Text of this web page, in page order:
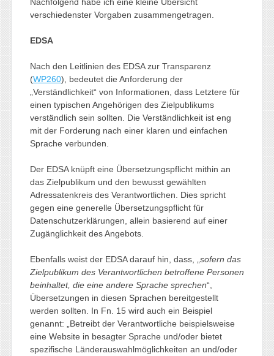
verschiedenster Vorgaben zusammengetragen.
EDSA
Nach den Leitlinien des EDSA zur Transparenz
(WP260), bedeutet die Anforderung der
„Verständlichkeit“ von Informationen, dass Letztere für
einen typischen Angehörigen des Zielpublikums
verständlich sein sollten. Die Verständlichkeit ist eng
mit der Forderung nach einer klaren und einfachen
Sprache verbunden.
Der EDSA knüpft eine Übersetzungspflicht mithin an
das Zielpublikum und den bewusst gewählten
Adressatenkreis des Verantwortlichen. Dies spricht
gegen eine generelle Übersetzungspflicht für
Datenschutzerklärungen, allein basierend auf einer
Zugänglichkeit des Angebots.
Ebenfalls weist der EDSA darauf hin, dass, „ sofern das
Zielpublikum des Verantwortlichen betroffene Personen
beinhaltet, die eine andere Sprache sprechen“,
Übersetzungen in diesen Sprachen bereitgestellt
werden sollten. In Fn. 15 wird auch ein Beispiel
genannt: „Betreibt der Verantwortliche beispielsweise
eine Website in besagter Sprache und/oder bietet
spezifische Länderauswahlmöglichkeiten an und/oder